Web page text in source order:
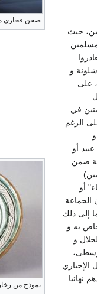
صحن فخاري
نموذج من
حيث
و
على
في
الرغم
أو
ضمن
أو
الجماعة
إلى ذلك.
به و
و
الإجباري
نهائيا